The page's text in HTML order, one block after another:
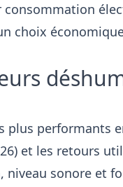
consommation
choix
plus performants
et les retours
niveau sonore et